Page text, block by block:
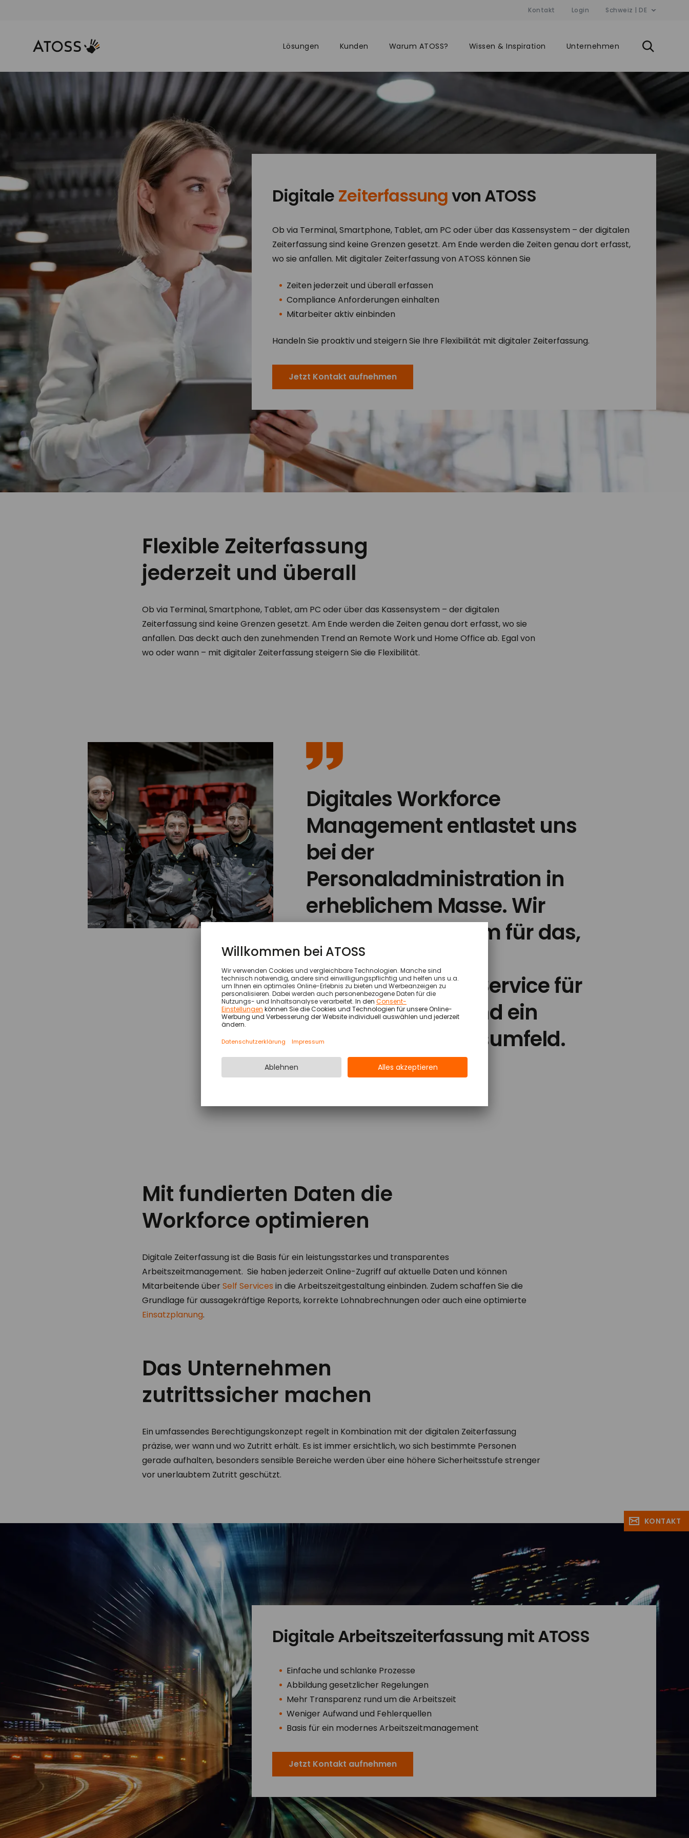
Kontakt Login Schweiz | DE
Lösungen Kunden Warum ATOSS? Wissen & Inspiration Unternehmen
DigitaleZeiterfassungvon ATOSS
Ob via Terminal, Smartphone, Tablet, am PC oder über das Kassensystem – der digitalen
Zeiterfassung sind keine Grenzen gesetzt. Am Ende werden die Zeiten genau dort erfasst,
wo sie anfallen. Mit digitaler Zeiterfassung von ATOSS können Sie
Zeiten jederzeit und überall erfassen
Compliance Anforderungen einhalten
Mitarbeiter aktiv einbinden
Handeln Sie proaktiv und steigern Sie Ihre Flexibilität mit digitaler Zeiterfassung.
Jetzt Kontakt aufnehmen
Flexible Zeiterfassung
jederzeit und überall
Ob via Terminal, Smartphone, Tablet, am PC oder über das Kassensystem – der digitalen
Zeiterfassung sind keine Grenzen gesetzt. Am Ende werden die Zeiten genau dort erfasst, wo sie
anfallen. Das deckt auch den zunehmenden Trend an Remote Work und Home Office ab. Egal von
wo oder wann – mit digitaler Zeiterfassung steigern Sie die Flexibilität.
Digitales Workforce
Management entlastet uns
bei der
Personaladministration in
erheblichem Masse. Wir
gewinnen Freiraum für das,
was bei uns zählt:
ausgezeichneter Service für
unsere Kunden und ein
attraktives Arbeitsumfeld.
Mit fundierten Daten die
Workforce optimieren
Digitale Zeiterfassung ist die Basis für ein leistungsstarkes und transparentes
Arbeitszeitmanagement. Sie haben jederzeit Online-Zugriff auf aktuelle Daten und können
Mitarbeitende überSelf Services in die Arbeitszeitgestaltung einbinden. Zudem schaffen Sie die
Grundlage für aussagekräftige Reports, korrekte Lohnabrechnungen oder auch eine optimierte
Einsatzplanung.
Das Unternehmen
zutrittssicher machen
Ein umfassendes Berechtigungskonzept regelt in Kombination mit der digitalen Zeiterfassung
präzise, wer wann und wo Zutritt erhält. Es ist immer ersichtlich, wo sich bestimmte Personen
gerade aufhalten, besonders sensible Bereiche werden über eine höhere Sicherheitsstufe strenger
vor unerlaubtem Zutritt geschützt.
Digitale Arbeitszeiterfassung mit ATOSS
Einfache und schlanke Prozesse
Abbildung gesetzlicher Regelungen
Mehr Transparenz rund um die Arbeitszeit
Weniger Aufwand und Fehlerquellen
Basis für ein modernes Arbeitszeitmanagement
Jetzt Kontakt aufnehmen
KONTAKT